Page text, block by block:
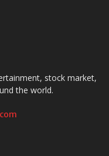
stock market,
the world.